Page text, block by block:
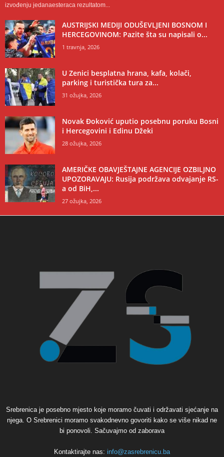
izvođenju jedanaesteraca rezultatom...
AUSTRIJSKI MEDIJI ODUŠEVLJENI BOSNOM I
HERCEGOVINOM: Pazite šta su napisali o...
1 travnja, 2026
U Zenici besplatna hrana, kafa, kolači,
parking i turistička tura za...
31 ožujka, 2026
Novak Đoković uputio posebnu poruku Bosni
i Hercegovini i Edinu Džeki
28 ožujka, 2026
AMERIČKE OBAVJEŠTAJNE AGENCIJE OZBILJNO
UPOZORAVAJU: Rusija podržava odvajanje RS-
a od BiH,...
27 ožujka, 2026
Srebrenica je posebno mjesto koje moramo čuvati i održavati sjećanje na
njega. O Srebrenici moramo svakodnevno govoriti kako se više nikad ne
bi ponovoli. Sačuvajmo od zaborava
Kontaktirajte nas: info@zasrebrenicu.ba